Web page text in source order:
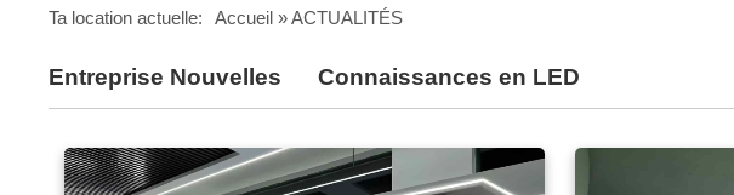
Ta location actuelle: Accueil »ACTUALITÉS
Entreprise Nouvelles Connaissances en LED